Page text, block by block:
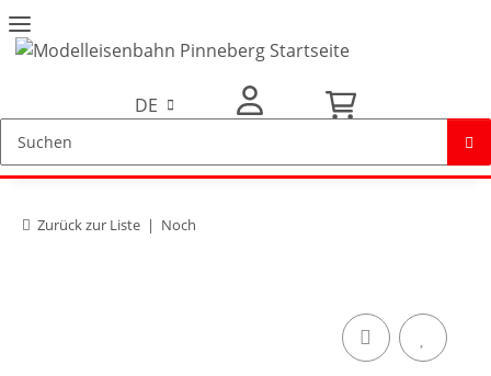
DE
Zurück zur Liste Noch